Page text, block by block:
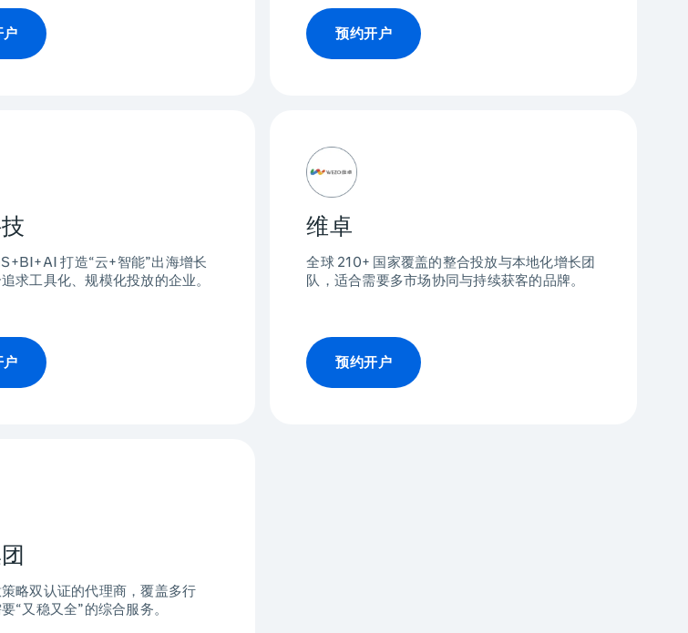
户 预约开户
打造“云+智能”出海增长
求工具化、规模化投放的企业。
户
维卓
全球 210+ 国家覆盖的整合投放与本地化增长团
队，适合需要多市场协同与持续获客的品牌。
预约开户
略双认证的代理商，覆盖多行
“又稳又全”的综合服务。